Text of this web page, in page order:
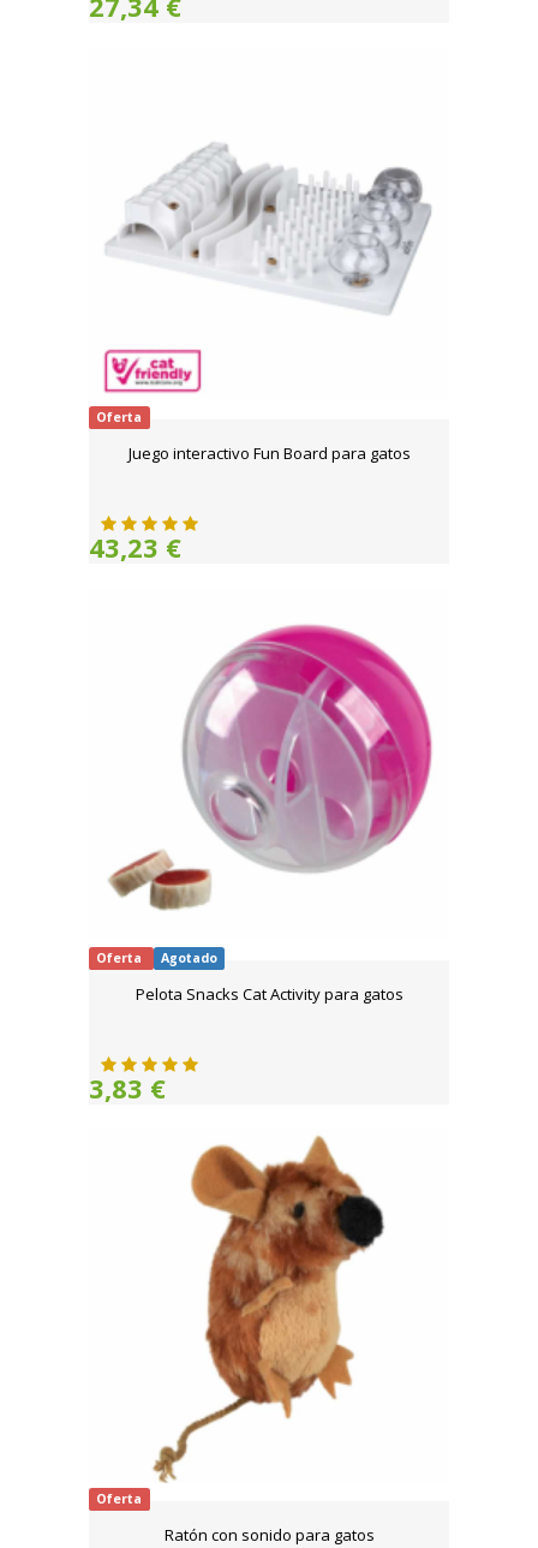
Oferta
Juego interactivo Fun Board para gatos
43,23 €
Oferta Agotado
Pelota Snacks Cat Activity para gatos
3,83 €
Oferta
Ratón con sonido para gatos